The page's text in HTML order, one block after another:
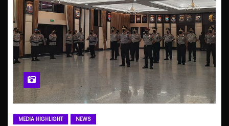
MEDIA HIGHLIGHT NEWS